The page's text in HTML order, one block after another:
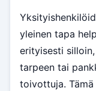
yleinen tapa
erityisesti
tarpeen tai
toivottuja.